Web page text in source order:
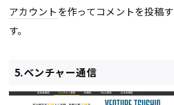
アカウントを作ってコメントを投稿
す。
5.ベンチャー通信